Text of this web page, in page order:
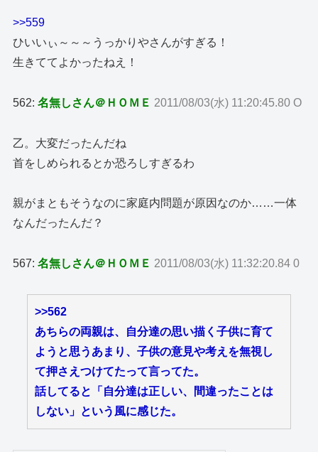
>>559
ひいいぃ～～～うっかりやさんがすぎる！
生きててよかったねえ！
562:名無しさん＠ＨＯＭＥ 2011/08/03(水) 11:20:45.80 O
乙。大変だったんだね
首をしめられるとか恐ろしすぎるわ
親がまともそうなのに家庭内問題が原因なのか……一体
なんだったんだ？
567:名無しさん＠ＨＯＭＥ 2011/08/03(水) 11:32:20.84 0
>>562
あちらの両親は、自分達の思い描く子供に育て
ようと思うあまり、子供の意見や考えを無視し
て押さえつけてたって言ってた。
話してると「自分達は正しい、間違ったことは
しない」という風に感じた。